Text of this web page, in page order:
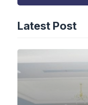
Latest Post